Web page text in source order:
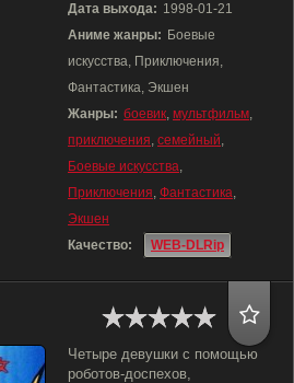
Дата выхода: 1998-01-21
Аниме жанры: Боевые
искусства, Приключения,
Фантастика, Экшен
Жанры: боевик, мультфильм,
приключения, семейный,
Боевые искусства,
Приключения, Фантастика,
Экшен
Качество:
WEB-DLRip
Четыре девушки с помощью
роботов-доспехов,